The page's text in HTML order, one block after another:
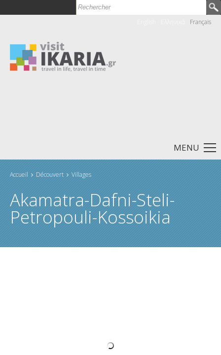
Formulaire de recherche
Rechercher
Français
MENU
Accueil Découvert Villages
Akamatra-Dafni-Steli-
Petropouli-Kossoikia